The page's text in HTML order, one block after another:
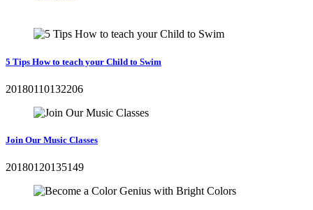
5 Tips How to teach your Child to Swim
20180110132206
Join Our Music Classes
20180120135149